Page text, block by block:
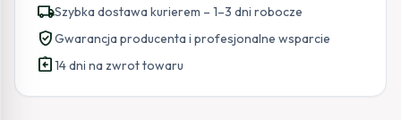
local_shippingSzybka dostawa kurierem – 1–3 dni robocze
verified_userGwarancja producenta i profesjonalne wsparcie
assignment_return14 dni na zwrot towaru